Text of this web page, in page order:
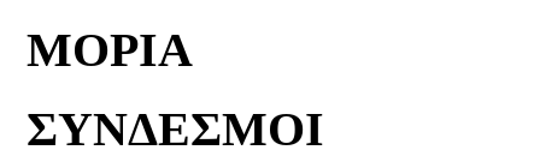
ΜΟΡΙΑ
ΣΥΝΔΕΣΜΟΙ